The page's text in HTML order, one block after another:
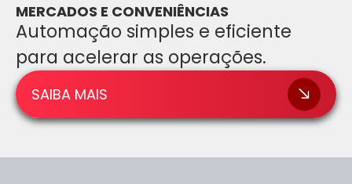
MERCADOS E CONVENIÊNCIAS
Automação simples e eficiente
para acelerar as operações.
SAIBA MAIS